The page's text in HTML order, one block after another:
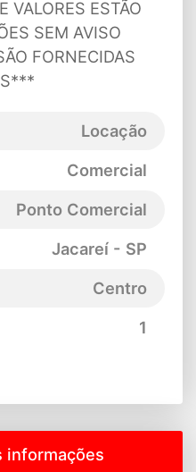
VALORES ESTÃO
SEM AVISO
FORNECIDAS
Locação
Comercial
Ponto Comercial
Jacareí - SP
Centro
1
informações